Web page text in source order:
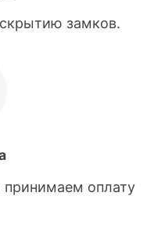
замков.
оплату